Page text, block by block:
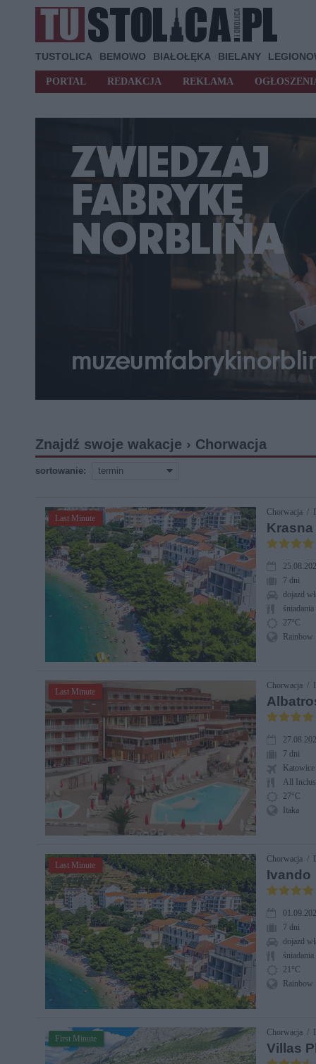
TUSTOLICA BEMOWO BIAŁOŁĘKA BIELANY
PORTAL REDAKCJA REKLAMA
Znajdź swoje wakacje › Chorwacja
sortowanie:
Last Minute
Chorwacja /
Krasna
7 dni
dojazd
27°C
Rainbow
Last Minute
Chorwacja /
7 dni
Katowice
All
27°C
Itaka
Last Minute
Chorwacja /
Ivando
7 dni
dojazd
21°C
Rainbow
First Minute
Chorwacja /
Villas